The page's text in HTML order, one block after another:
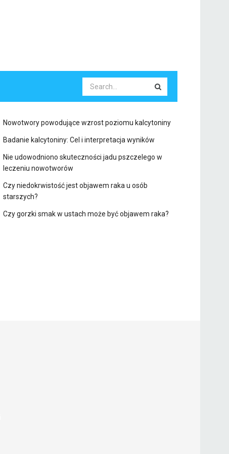
Nowotwory powodujące wzrost poziomu kalcytoniny
Badanie kalcytoniny: Cel i interpretacja wyników
Nie udowodniono skuteczności jadu pszczelego w
leczeniu nowotworów
Czy niedokrwistość jest objawem raka u osób
starszych?
Czy gorzki smak w ustach może być objawem raka?